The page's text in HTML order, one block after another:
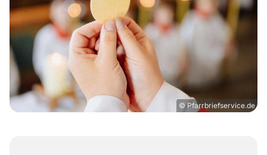
© Pfarrbriefservice.de